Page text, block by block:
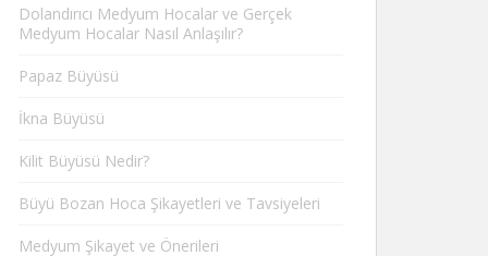
Dolandırıcı Medyum Hocalar ve Gerçek
Medyum Hocalar Nasıl Anlaşılır?
Papaz Büyüsü
İkna Büyüsü
Kilit Büyüsü Nedir?
Büyü Bozan Hoca Şikayetleri ve Tavsiyeleri
Medyum Şikayet ve Önerileri